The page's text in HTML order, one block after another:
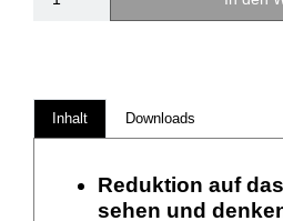
Inhalt Downloads
Reduktion auf
sehen und